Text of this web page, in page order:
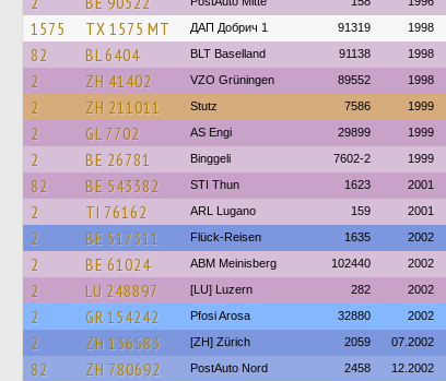
1575 TX 1575 MT ДАП Добрич 1 91319 1998
82 BL 6404 BLT Baselland 91138 1998
2 ZH 41402 VZO Grüningen 89552 1998
2 ZH 211011 Stutz 7586 1999
2 GL 7702 AS Engi 29899 1999
2 BE 26781 Binggeli 7602-2 1999
82 BE 543382 STI Thun 1623 2001
2 TI 76162 ARL Lugano 159 2001
2 BE 517311 Flück-Reisen 1635 2002
2 BE 61024 ABM Meinisberg 102440 2002
2 LU 248897 [LU] Luzern 282 2002
2 GR 154242 Pfosi Arosa 32880 2002
2 ZH 136583 [ZH] Zürich 2059 07.2002
82 ZH 780692 PostAuto Nord 2458 12.2002